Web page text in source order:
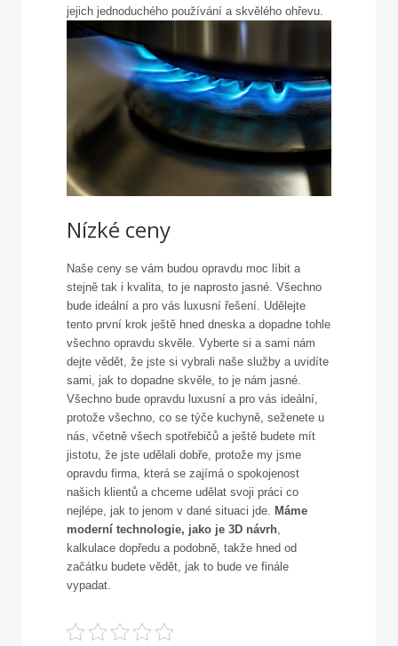
jejich jednoduchého používání a skvělého ohřevu.
Nízké ceny
Naše ceny se vám budou opravdu moc líbit a
stejně tak i kvalita, to je naprosto jasné. Všechno
bude ideální a pro vás luxusní řešení. Udělejte
tento první krok ještě hned dneska a dopadne tohle
všechno opravdu skvěle. Vyberte si a sami nám
dejte vědět, že jste si vybrali naše služby a uvidíte
sami, jak to dopadne skvěle, to je nám jasné.
Všechno bude opravdu luxusní a pro vás ideální,
protože všechno, co se týče kuchyně, seženete u
nás, včetně všech spotřebičů a ještě budete mít
jistotu, že jste udělali dobře, protože my jsme
opravdu firma, která se zajímá o spokojenost
našich klientů a chceme udělat svoji práci co
nejlépe, jak to jenom v dané situaci jde. Máme
moderní technologie, jako je 3D návrh,
kalkulace dopředu a podobně, takže hned od
začátku budete vědět, jak to bude ve finále
vypadat.